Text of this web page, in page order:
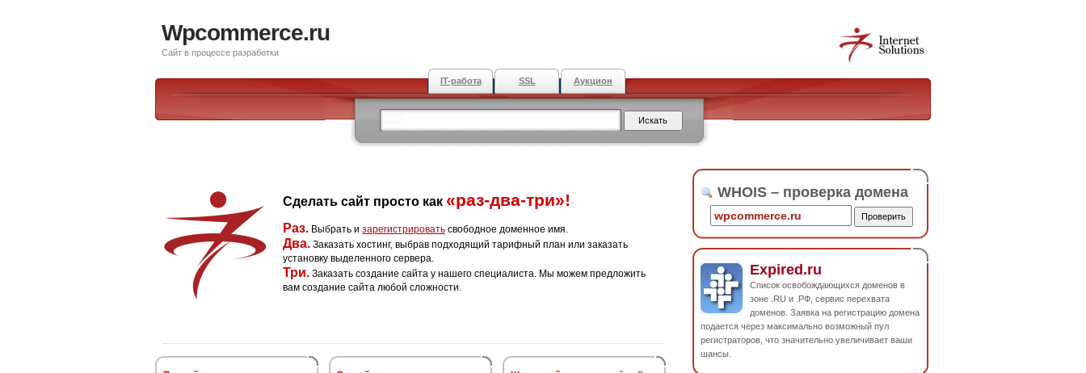
Wpcommerce.ru
Сайт в процессе разработки
IT-работа SSL Аукцион
Сделать сайт просто как «раз-два-три»!
Раз. Выбрать и зарегистрировать свободное доменное имя.
Два. Заказать хостинг, выбрав подходящий тарифный план или заказать
установку выделенного сервера.
Три. Заказать создание сайта у нашего специалиста. Мы можем предложить
вам создание сайта любой сложности.
WHOIS – проверка домена
Expired.ru
Список освобождающихся доменов в
зоне .RU и .РФ, сервис перехвата
доменов. Заявка на регистрацию домена
подается через максимально возможный пул
регистраторов, что значительно увеличивает ваши
шансы.